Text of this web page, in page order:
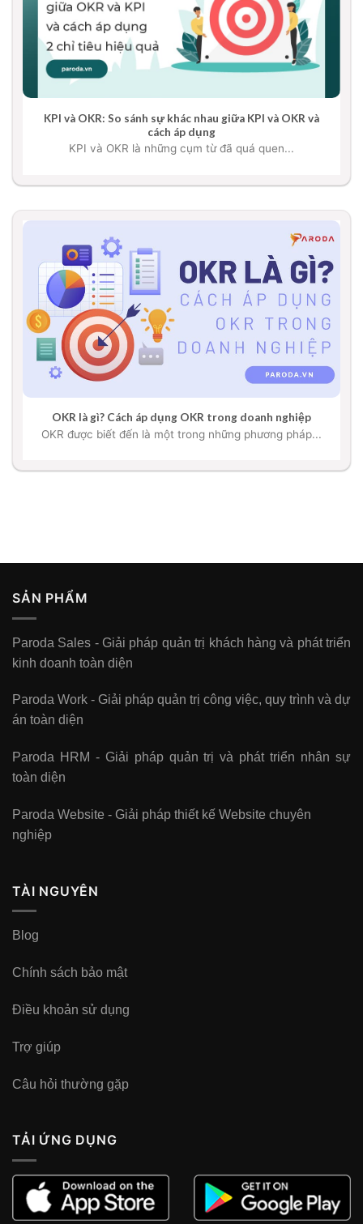
KPI và OKR: So sánh sự khác nhau giữa KPI và OKR và
cách áp dụng
KPI và OKR là những cụm từ đã quá quen...
OKR là gì? Cách áp dụng OKR trong doanh nghiệp
OKR được biết đến là một trong những phương pháp...
SẢN PHẨM
Paroda Sales - Giải pháp quản trị khách hàng và phát triển
kinh doanh toàn diện
Paroda Work - Giải pháp quản trị công việc, quy trình và dự
án toàn diện
Paroda HRM - Giải pháp quản trị và phát triển nhân sự
toàn diện
Paroda Website - Giải pháp thiết kế Website chuyên
nghiệp
TÀI NGUYÊN
Blog
Chính sách bảo mật
Điều khoản sử dụng
Trợ giúp
Câu hỏi thường gặp
TẢI ỨNG DỤNG